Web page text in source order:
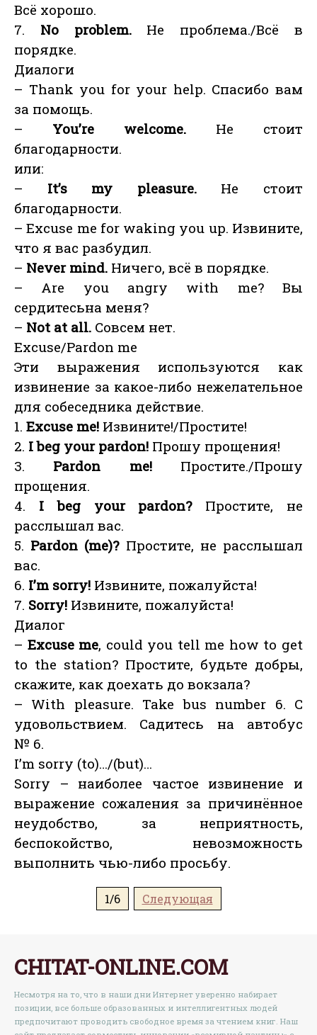
Всё хорошо.
7. No problem. Не проблема./Всё в
порядке.
Диалоги
– Thank you for your help. Спасибо вам
за помощь.
– You’re welcome. Не стоит
благодарности.
или:
– It’s my pleasure. Не стоит
благодарности.
– Excuse me for waking you up. Извините,
что я вас разбудил.
– Never mind. Ничего, всё в порядке.
– Are you angry with me? Вы
сердитесьна меня?
– Not at all. Совсем нет.
Excuse/Pardon me
Эти выражения используются как
извинение за какое-либо нежелательное
для собеседника действие.
1. Excuse me! Извините!/Простите!
2. I beg your pardon! Прошу прощения!
3. Pardon me! Простите./Прошу
прощения.
4. I beg your pardon? Простите, не
расслышал вас.
5. Pardon (me)? Простите, не расслышал
вас.
6. I’m sorry! Извините, пожалуйста!
7. Sorry! Извините, пожалуйста!
Диалог
– Excuse me, could you tell me how to get
to the station? Простите, будьте добры,
скажите, как доехать до вокзала?
– With pleasure. Take bus number 6. С
удовольствием. Садитесь на автобус
№ 6.
I’m sorry (to)…/(but)…
Sorry – наиболее частое извинение и
выражение сожаления за причинённое
неудобство, за неприятность,
беспокойство, невозможность
выполнить чью-либо просьбу.
1/6 Следующая
CHITAT-ONLINE.COM
Несмотря на то, что в наши дни Интернет уверенно набирает
позиции, все больше образованных и интеллигентных людей
предпочитают проводить свободное время за чтением книг. Наш